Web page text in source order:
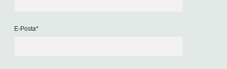
E-Posta*